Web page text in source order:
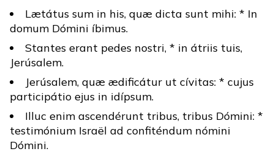
Lætátus sum in his, quæ dicta sunt mihi: * In
domum Dómini íbimus.
Stantes erant pedes nostri, * in átriis tuis,
Jerúsalem.
Jerúsalem, quæ ædificátur ut cívitas: * cujus
participátio ejus in idípsum.
Illuc enim ascendérunt tribus, tribus Dómini: *
testimónium Israël ad confiténdum nómini
Dómini.